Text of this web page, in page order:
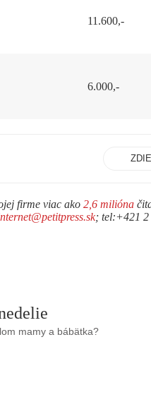
11.600,-
6.000,-
firme viac ako 2,6 milióna
; tel:+421 2
mamy a bábätka?